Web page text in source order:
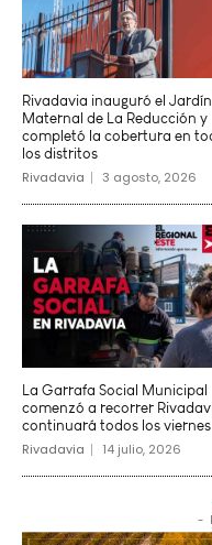
Rivadavia inauguró el Jardín
Maternal de La Reducción y
completó la cobertura en
los distritos
Rivadavia 3 agosto, 2026
La Garrafa Social Municipal
comenzó a recorrer
continuará todos los viernes
Rivadavia 14 julio, 2026
-